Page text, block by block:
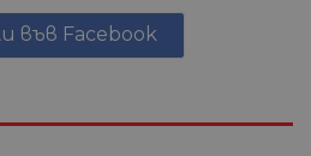
във Facebook